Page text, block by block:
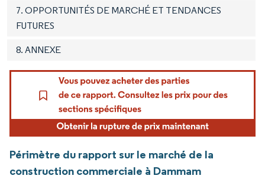
7. OPPORTUNITÉS DE MARCHÉ ET TENDANCES
FUTURES
8. ANNEXE
Périmètre du rapport sur le marché de la
construction commerciale à Dammam